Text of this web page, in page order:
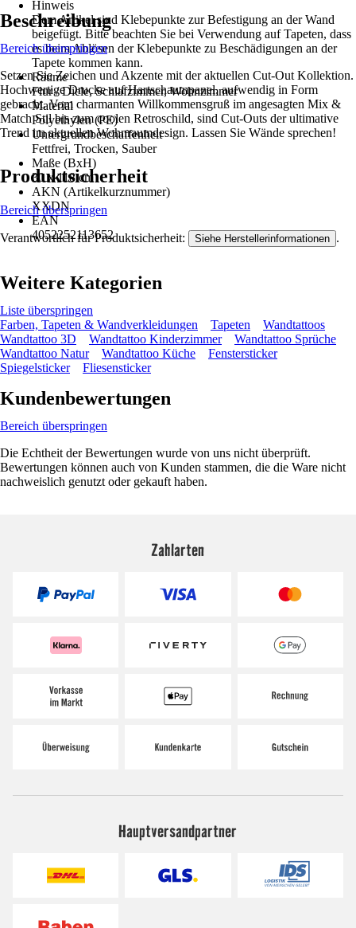
Hinweis
Dem Artikel sind Klebepunkte zur Befestigung an der Wand
beigefügt. Bitte beachten Sie bei Verwendung auf Tapeten, dass
es beim Ablösen der Klebepunkte zu Beschädigungen an der
Tapete kommen kann.
Räume
Flur / Diele, Schlafzimmer, Wohnzimmer
Material
Polyethylen (PE)
Untergrundbeschaffenheit
Fettfrei, Trocken, Sauber
Maße (BxH)
30 x 118 cm
AKN (Artikelkurznummer)
XXDN
EAN
4052252113652
Beschreibung
Bereich überspringen
Setzen Sie Zeichen und Akzente mit der aktuellen Cut-Out Kollektion.
Hochwertige Drucke auf Hartschaumpanel, aufwendig in Form
gebracht. Vom charmanten Willkommensgruß im angesagten Mix &
Match Stil bis zum coolen Retroschild, sind Cut-Outs der ultimative
Trend im aktuellen Wohnraumdesign. Lassen Sie Wände sprechen!
Produktsicherheit
Bereich überspringen
Verantwortlich für Produktsicherheit: Siehe Herstellerinformationen .
Weitere Kategorien
Liste überspringen
Farben, Tapeten & Wandverkleidungen
Tapeten
Wandtattoos
Wandtattoo 3D
Wandtattoo Kinderzimmer
Wandtattoo Sprüche
Wandtattoo Natur
Wandtattoo Küche
Fenstersticker
Spiegelsticker
Fliesensticker
Kundenbewertungen
Bereich überspringen
Die Echtheit der Bewertungen wurde von uns nicht überprüft.
Bewertungen können auch von Kunden stammen, die die Ware nicht
nachweislich genutzt oder gekauft haben.
Zahlarten
Hauptversandpartner